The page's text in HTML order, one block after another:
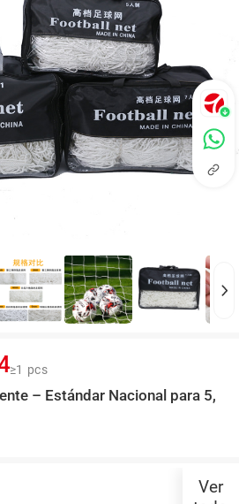
≥1 pcs
– Estándar Nacional para 5,
Ver